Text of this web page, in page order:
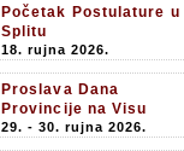
Početak Postulature u
Splitu
18. rujna 2026.
Proslava Dana
Provincije na Visu
29. - 30. rujna 2026.